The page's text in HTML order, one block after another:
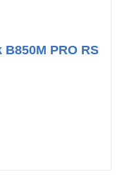
PRO RS